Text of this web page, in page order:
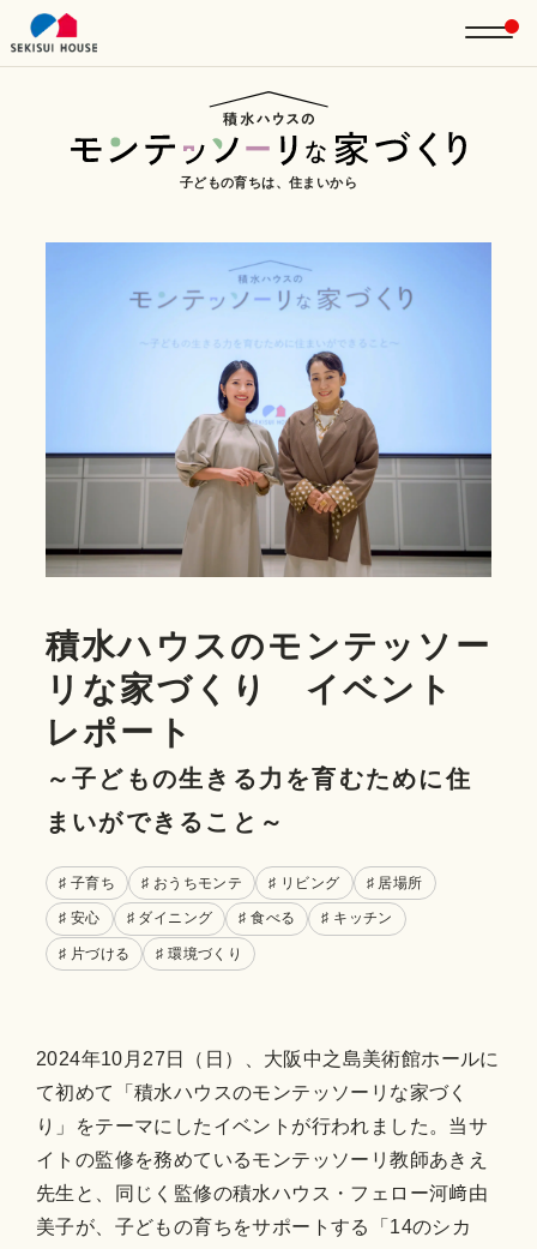
子どもの育ちは、住まいから
積水ハウスのモンテッソー
リな家づくり イベント
レポート
～子どもの生きる力を育むために住
まいができること～
♯ 子育ち ♯ おうちモンテ ♯ リビング ♯ 居場所
♯ 安心 ♯ ダイニング ♯ 食べる ♯ キッチン
♯ 片づける ♯ 環境づくり
2024年10月27日（日）、大阪中之島美術館ホールに
て初めて「積水ハウスのモンテッソーリな家づく
り」をテーマにしたイベントが行われました。当サ
イトの監修を務めているモンテッソーリ教師あきえ
先生と、同じく監修の積水ハウス・フェロー河﨑由
美子が、子どもの育ちをサポートする「14のシカ